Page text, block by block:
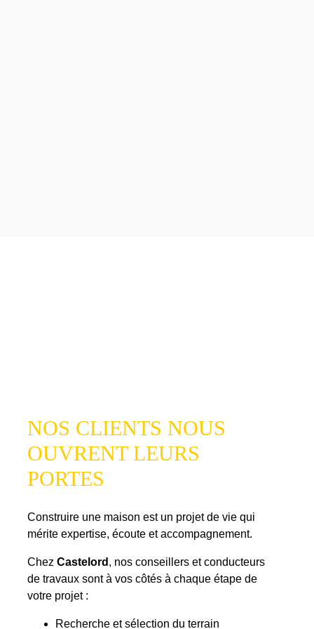
NOS CLIENTS NOUS
OUVRENT LEURS
PORTES
Construire une maison est un projet de vie qui
mérite expertise, écoute et accompagnement.
ChezCastelord , nos conseillers et conducteurs
de travaux sont à vos côtés à chaque étape de
votre projet :
Recherche et sélection du terrain